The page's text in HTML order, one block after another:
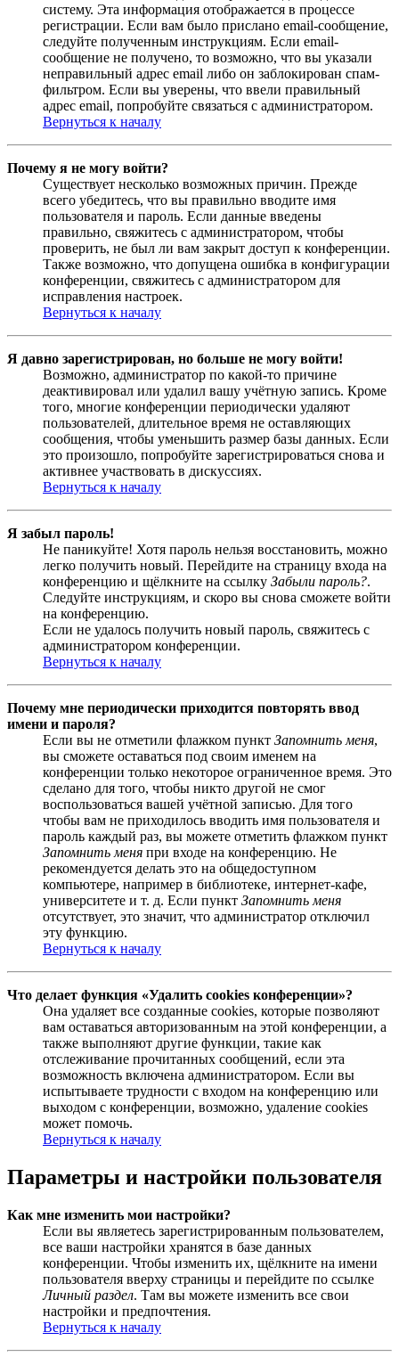
систему. Эта информация отображается в процессе
регистрации. Если вам было прислано email-сообщение,
следуйте полученным инструкциям. Если email-
сообщение не получено, то возможно, что вы указали
неправильный адрес email либо он заблокирован спам-
фильтром. Если вы уверены, что ввели правильный
адрес email, попробуйте связаться с администратором.
Вернуться к началу
Почему я не могу войти?
Существует несколько возможных причин. Прежде
всего убедитесь, что вы правильно вводите имя
пользователя и пароль. Если данные введены
правильно, свяжитесь с администратором, чтобы
проверить, не был ли вам закрыт доступ к конференции.
Также возможно, что допущена ошибка в конфигурации
конференции, свяжитесь с администратором для
исправления настроек.
Вернуться к началу
Я давно зарегистрирован, но больше не могу войти!
Возможно, администратор по какой-то причине
деактивировал или удалил вашу учётную запись. Кроме
того, многие конференции периодически удаляют
пользователей, длительное время не оставляющих
сообщения, чтобы уменьшить размер базы данных. Если
это произошло, попробуйте зарегистрироваться снова и
активнее участвовать в дискуссиях.
Вернуться к началу
Я забыл пароль!
Не паникуйте! Хотя пароль нельзя восстановить, можно
легко получить новый. Перейдите на страницу входа на
конференцию и щёлкните на ссылку Забыли пароль?.
Следуйте инструкциям, и скоро вы снова сможете войти
на конференцию.
Если не удалось получить новый пароль, свяжитесь с
администратором конференции.
Вернуться к началу
Почему мне периодически приходится повторять ввод
имени и пароля?
Если вы не отметили флажком пункт Запомнить меня,
вы сможете оставаться под своим именем на
конференции только некоторое ограниченное время. Это
сделано для того, чтобы никто другой не смог
воспользоваться вашей учётной записью. Для того
чтобы вам не приходилось вводить имя пользователя и
пароль каждый раз, вы можете отметить флажком пункт
Запомнить меня при входе на конференцию. Не
рекомендуется делать это на общедоступном
компьютере, например в библиотеке, интернет-кафе,
университете и т. д. Если пункт Запомнить меня
отсутствует, это значит, что администратор отключил
эту функцию.
Вернуться к началу
Что делает функция «Удалить cookies конференции»?
Она удаляет все созданные cookies, которые позволяют
вам оставаться авторизованным на этой конференции, а
также выполняют другие функции, такие как
отслеживание прочитанных сообщений, если эта
возможность включена администратором. Если вы
испытываете трудности с входом на конференцию или
выходом с конференции, возможно, удаление cookies
может помочь.
Вернуться к началу
Параметры и настройки пользователя
Как мне изменить мои настройки?
Если вы являетесь зарегистрированным пользователем,
все ваши настройки хранятся в базе данных
конференции. Чтобы изменить их, щёлкните на имени
пользователя вверху страницы и перейдите по ссылке
Личный раздел. Там вы можете изменить все свои
настройки и предпочтения.
Вернуться к началу